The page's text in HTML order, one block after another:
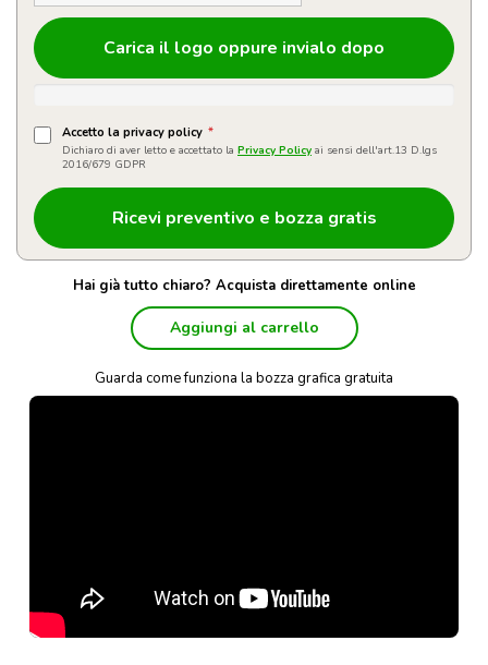
Carica il logo oppure invialo dopo
Accetto la privacy policy *
Dichiaro di aver letto e accettato la Privacy Policy ai sensi dell'art.13 D.lgs
2016/679 GDPR
Hai già tutto chiaro? Acquista direttamente online
Aggiungi al carrello
Guarda come funziona la bozza grafica gratuita